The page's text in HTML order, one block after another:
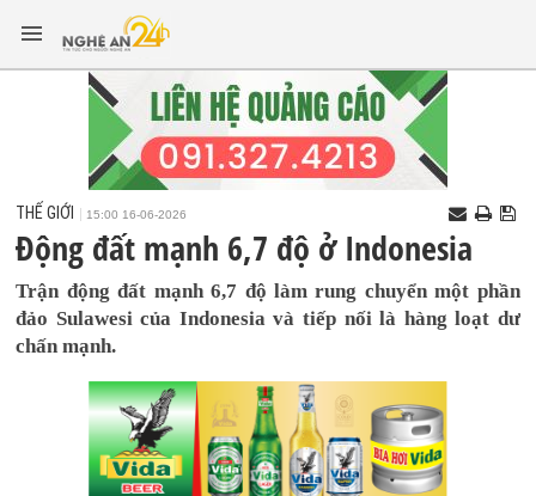
THẾ GIỚI 15:00 16-06-2026
Động đất mạnh 6,7 độ ở Indonesia
Trận động đất mạnh 6,7 độ làm rung chuyển một phần
đảo Sulawesi của Indonesia và tiếp nối là hàng loạt dư
chấn mạnh.